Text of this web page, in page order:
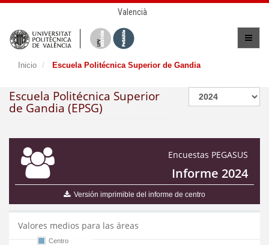
Valencià
Inicio Escuela Politécnica Superior de Gandia
Escuela Politécnica Superior
de Gandia (EPSG)
Encuestas PEGASUS
Informe 2024
Versión imprimible del informe de centro
Valores medios para las áreas
Centro